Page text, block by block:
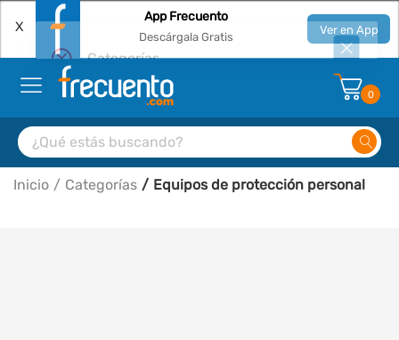
X
App Frecuento
Descárgala Gratis Ver en App
0
Inicio Categorías Equipos de protección personal
Categorías
Error al consultar productos